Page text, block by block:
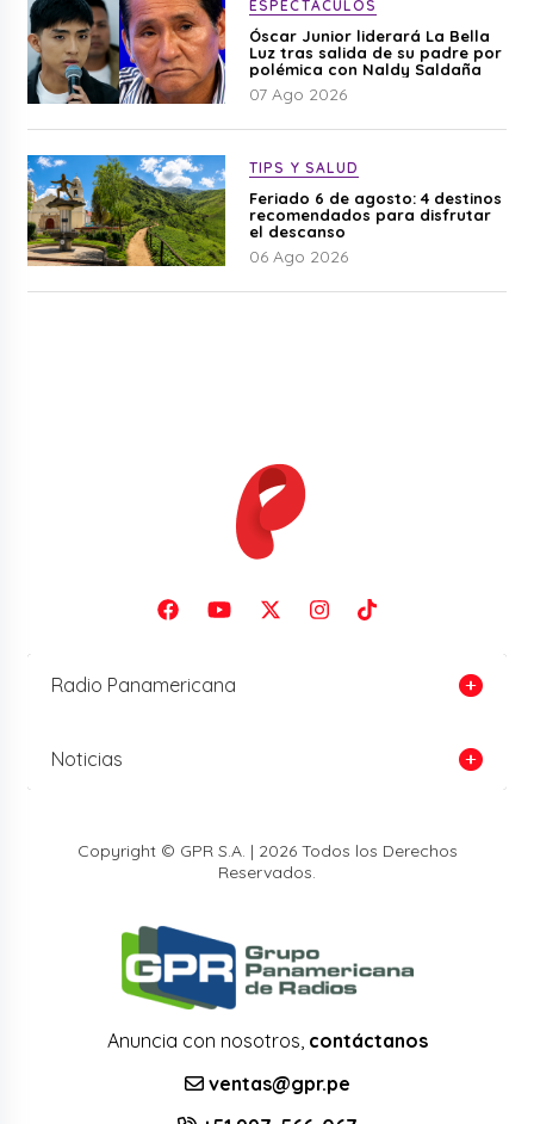
ESPECTÁCULOS
Óscar Junior liderará La Bella
Luz tras salida de su padre por
polémica con Naldy Saldaña
07 Ago 2026
TIPS Y SALUD
Feriado 6 de agosto: 4 destinos
recomendados para disfrutar
el descanso
06 Ago 2026
Radio Panamericana
Noticias
Copyright © GPR S.A. | 2026 Todos los Derechos
Reservados.
Anuncia con nosotros, contáctanos
ventas@gpr.pe